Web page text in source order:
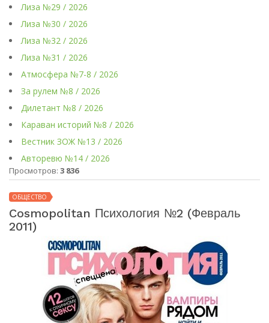
Лиза №29 / 2026
Лиза №30 / 2026
Лиза №32 / 2026
Лиза №31 / 2026
Атмосфера №7-8 / 2026
За рулем №8 / 2026
Дилетант №8 / 2026
Караван историй №8 / 2026
Вестник ЗОЖ №13 / 2026
Авторевю №14 / 2026
Просмотров: 3 836
ОБЩЕСТВО
Cosmopolitan Психология №2 (февраль
2011)